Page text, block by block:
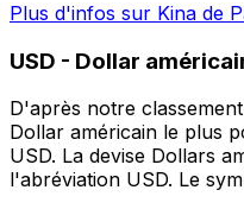
Plus d'infos sur Kina de
USD - Dollar
D'après notre
Dollar américain le plus
USD. La devise Dollars
l'abréviation USD. Le